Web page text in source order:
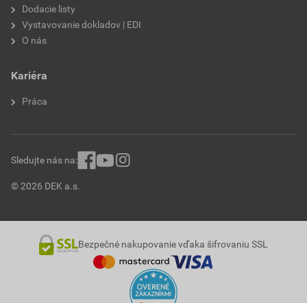
Dodacie listy
Vystavovanie dokladov | EDI
O nás
Kariéra
Práca
© 2026 DEK a.s.
Sledujte nás na:
Bezpečné nakupovanie vďaka šifrovaniu SSL